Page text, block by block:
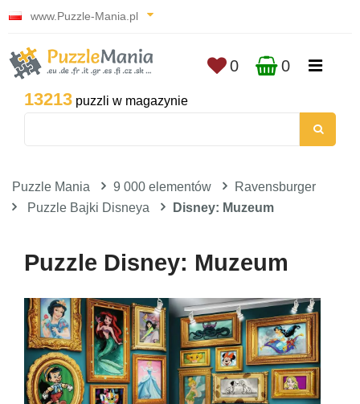
www.Puzzle-Mania.pl
13213 puzzli w magazynie
0 0
Puzzle Mania 9 000 elementów
Ravensburger
Puzzle Bajki Disneya
Disney: Muzeum
Puzzle Disney: Muzeum